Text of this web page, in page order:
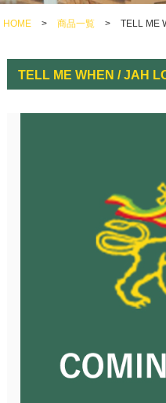
HOME > 商品一覧 > TELL ME
TELL ME WHEN / JAH